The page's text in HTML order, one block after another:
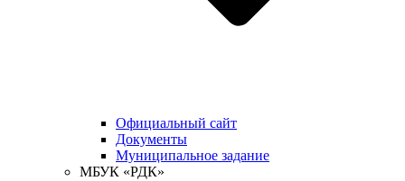
Официальный сайт
Документы
Муниципальное задание
МБУК «РДК»